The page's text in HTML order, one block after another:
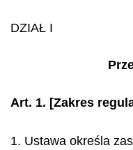
DZIAŁ I
Art. 1. [Zakres
1. Ustawa określa